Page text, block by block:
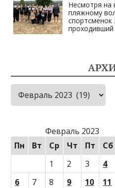
Несмотря на
пляжному
спортсменок
проходивший
Архивы
Февраль 2023
Пн
Вт Ср Чт Пт Сб
1
2 3 4
6
7 8 9 10 11